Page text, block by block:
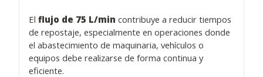
Elflujo de 75 L/min contribuye a reducir tiempos
de repostaje, especialmente en operaciones donde
el abastecimiento de maquinaria, vehículos o
equipos debe realizarse de forma continua y
eficiente.